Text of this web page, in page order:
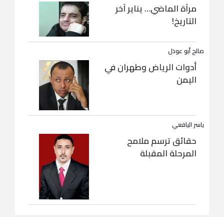
مرآة الماضي… يناير آخر
التاريخ!
صالح أبو عوذل
أدوات الرياض وطهران في
اليمن
ياسر اليافعي
حقائق ترسم ملامح
المرحلة المقبلة